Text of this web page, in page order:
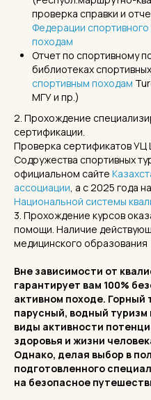
проверка справки и
Федерации спортивного
походам
Отчет по спортивному
библиотеках
спортивным походам
МГУ и пр.)
2. Прохождение
сертификации.
Проверка сертификатов УЦ
Содружества спортивных
официальном сайте
ассоциации , а с 2025 года
Национальной системы
3. Прохождение курсов
помощи. Наличие
медицинского образования
Вне зависимости от
гарантирует вам 100%
активном походе. Горный
парусный, водный
виды активности
здоровья и жизни
Однако, делая выбор в
подготовленного
на безопасное